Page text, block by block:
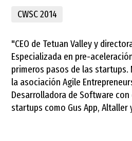
CWSC 2014
"CEO de Tetuan Valley y
Especializada en pre-
primeros pasos de las startups.
la asociación Agile
Desarrolladora de Software
startups como Gus App, Altaller